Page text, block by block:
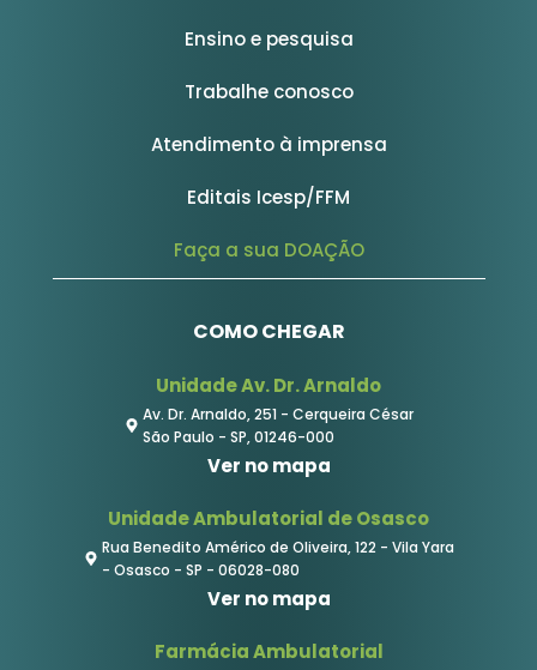
Ensino e pesquisa
Trabalhe conosco
Atendimento à imprensa
Editais Icesp/FFM
Faça a sua DOAÇÃO
COMO CHEGAR
Unidade Av. Dr. Arnaldo
Av. Dr. Arnaldo, 251 - Cerqueira César
São Paulo - SP, 01246-000
Ver no mapa
Unidade Ambulatorial de Osasco
Rua Benedito Américo de Oliveira, 122 - Vila Yara
- Osasco - SP - 06028-080
Ver no mapa
Farmácia Ambulatorial